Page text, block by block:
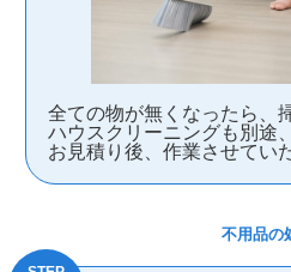
全ての物が無くなったら、
ハウスクリーニングも別途
お見積り後、作業させてい
不用品の